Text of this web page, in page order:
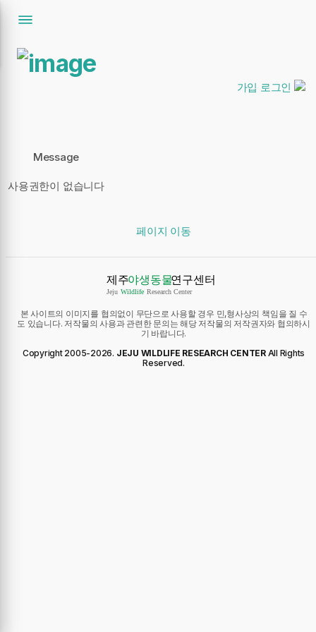
가입 로그인
Message
사용권한이 없습니다
페이지 이동
본 사이트의 이미지를 협의없이 무단으로 사용할 경우 민,형사상의 책임을 질 수
도 있습니다. 저작물의 사용과 관련한 문의는 해당 저작물의 저작권자와 협의하시
기 바랍니다.
Copyright 2005-2026. JEJU WILDLIFE RESEARCH CENTERAll Rights
Reserved.